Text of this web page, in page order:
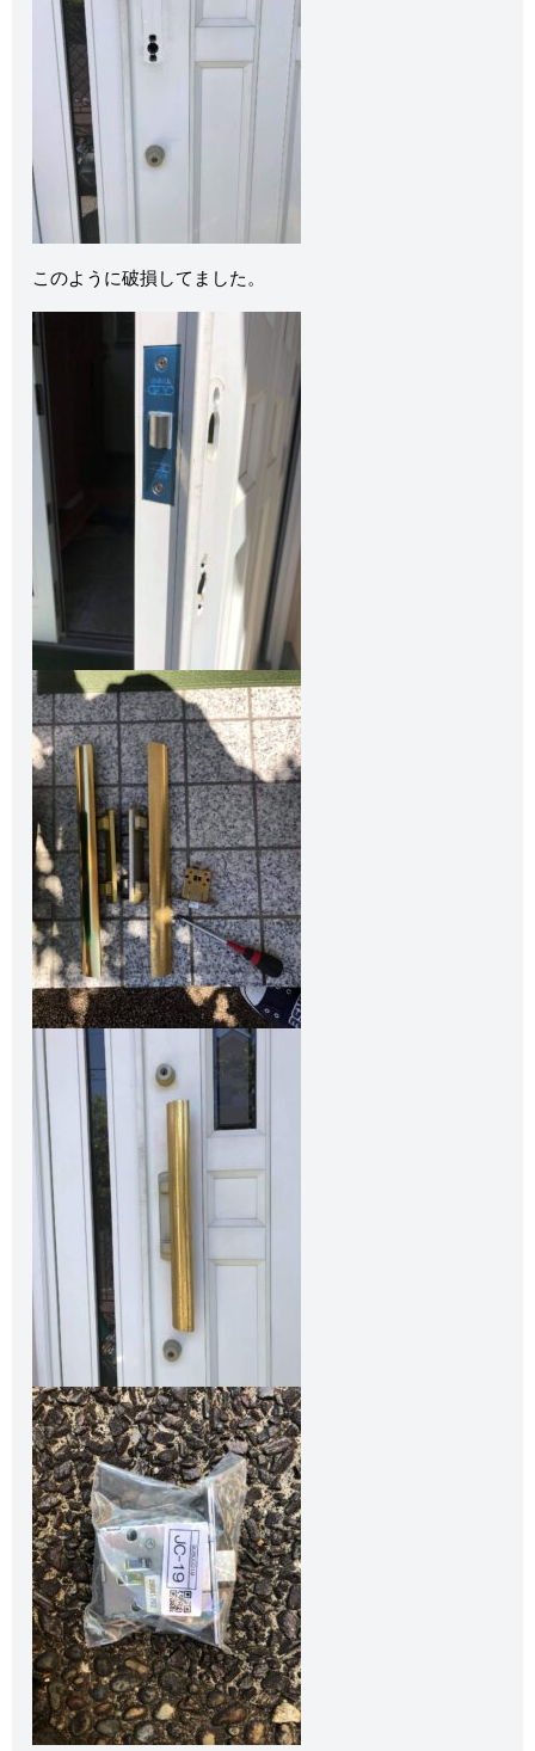
このように破損してました。